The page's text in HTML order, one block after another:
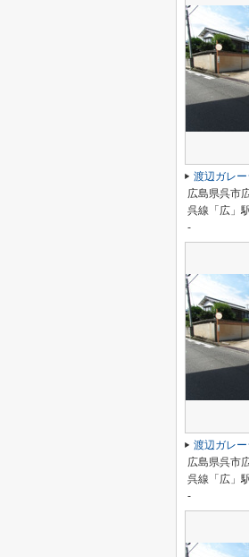
渡辺ガレー
広島県呉市
呉線「広」
-
渡辺ガレー
広島県呉市
呉線「広」
-